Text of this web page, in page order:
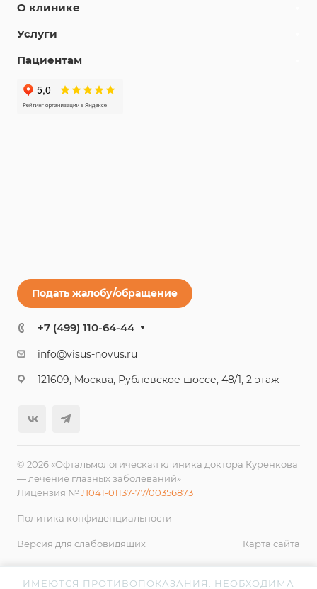
О клинике
Услуги
Пациентам
Подать жалобу/обращение
+7 (499) 110-64-44
info@visus-novus.ru
121609, Москва, Рублевское шоссе, 48/1, 2 этаж
© 2026 «Офтальмологическая клиника доктора Куренкова
— лечение глазных заболеваний»
Лицензия № Л041-01137-77/00356873
Политика конфиденциальности
Версия для слабовидящих Карта сайта
ИМЕЮТСЯ ПРОТИВОПОКАЗАНИЯ. НЕОБХОДИМА